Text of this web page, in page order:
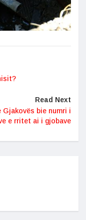
Read Next
Gjakovës bie numri i
e rritet ai i gjobave